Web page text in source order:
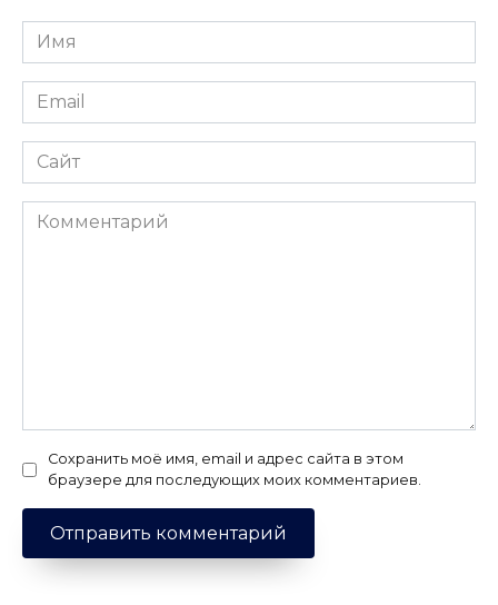
Имя
*
Email
*
Сайт
Комментарий
Сохранить моё имя, email и адрес сайта в этом
браузере для последующих моих комментариев.